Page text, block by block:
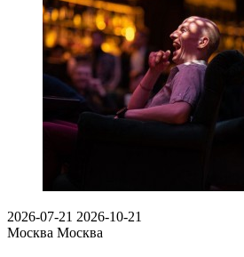
2026-07-21 2026-10-21
Москва Москва